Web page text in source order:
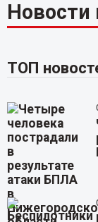
Новости
ТОП